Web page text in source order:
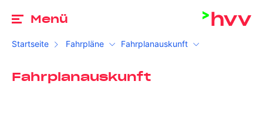
Menü
Startseite Fahrpläne Fahrplanauskunft
Fahrplanauskunft